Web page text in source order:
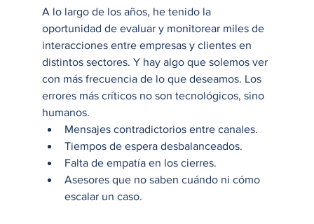
A lo largo de los años, he tenido la
oportunidad de evaluar y monitorear miles de
interacciones entre empresas y clientes en
distintos sectores. Y hay algo que solemos ver
con más frecuencia de lo que deseamos. Los
errores más críticos no son tecnológicos, sino
humanos.
Mensajes contradictorios entre canales.
Tiempos de espera desbalanceados.
Falta de empatía en los cierres.
Asesores que no saben cuándo ni cómo
escalar un caso.